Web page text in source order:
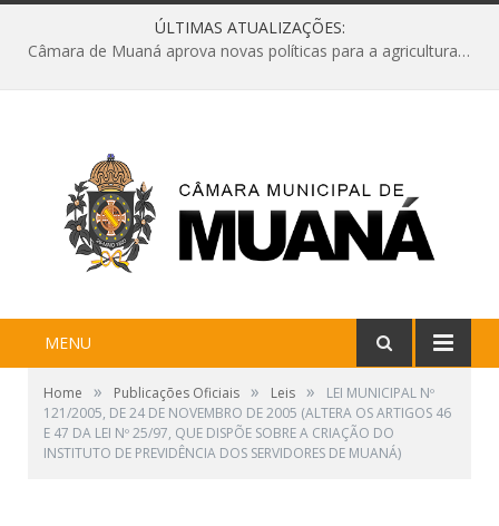
ÚLTIMAS ATUALIZAÇÕES:
Câmara de Muaná aprova novas políticas para a agricultura e solicita reforma da Ponte do Reduto
MENU
Home » Publicações Oficiais » Leis »
LEI MUNICIPAL Nº
121/2005, DE 24 DE NOVEMBRO DE 2005 (ALTERA OS ARTIGOS 46
E 47 DA LEI Nº 25/97, QUE DISPÕE SOBRE A CRIAÇÃO DO
INSTITUTO DE PREVIDÊNCIA DOS SERVIDORES DE MUANÁ)